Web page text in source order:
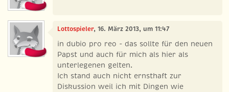
Lottospieler, 16. März 2013, um 11:47
in dubio pro reo - das sollte für den neuen
Papst und auch für mich als hier als
unterlegenen gelten.
Ich stand auch nicht ernsthaft zur
Diskussion weil ich mit Dingen wie